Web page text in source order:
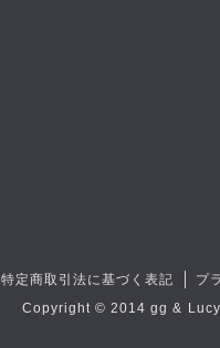
特定商取引法に基づく表記 プ
Copyright © 2014 gg &